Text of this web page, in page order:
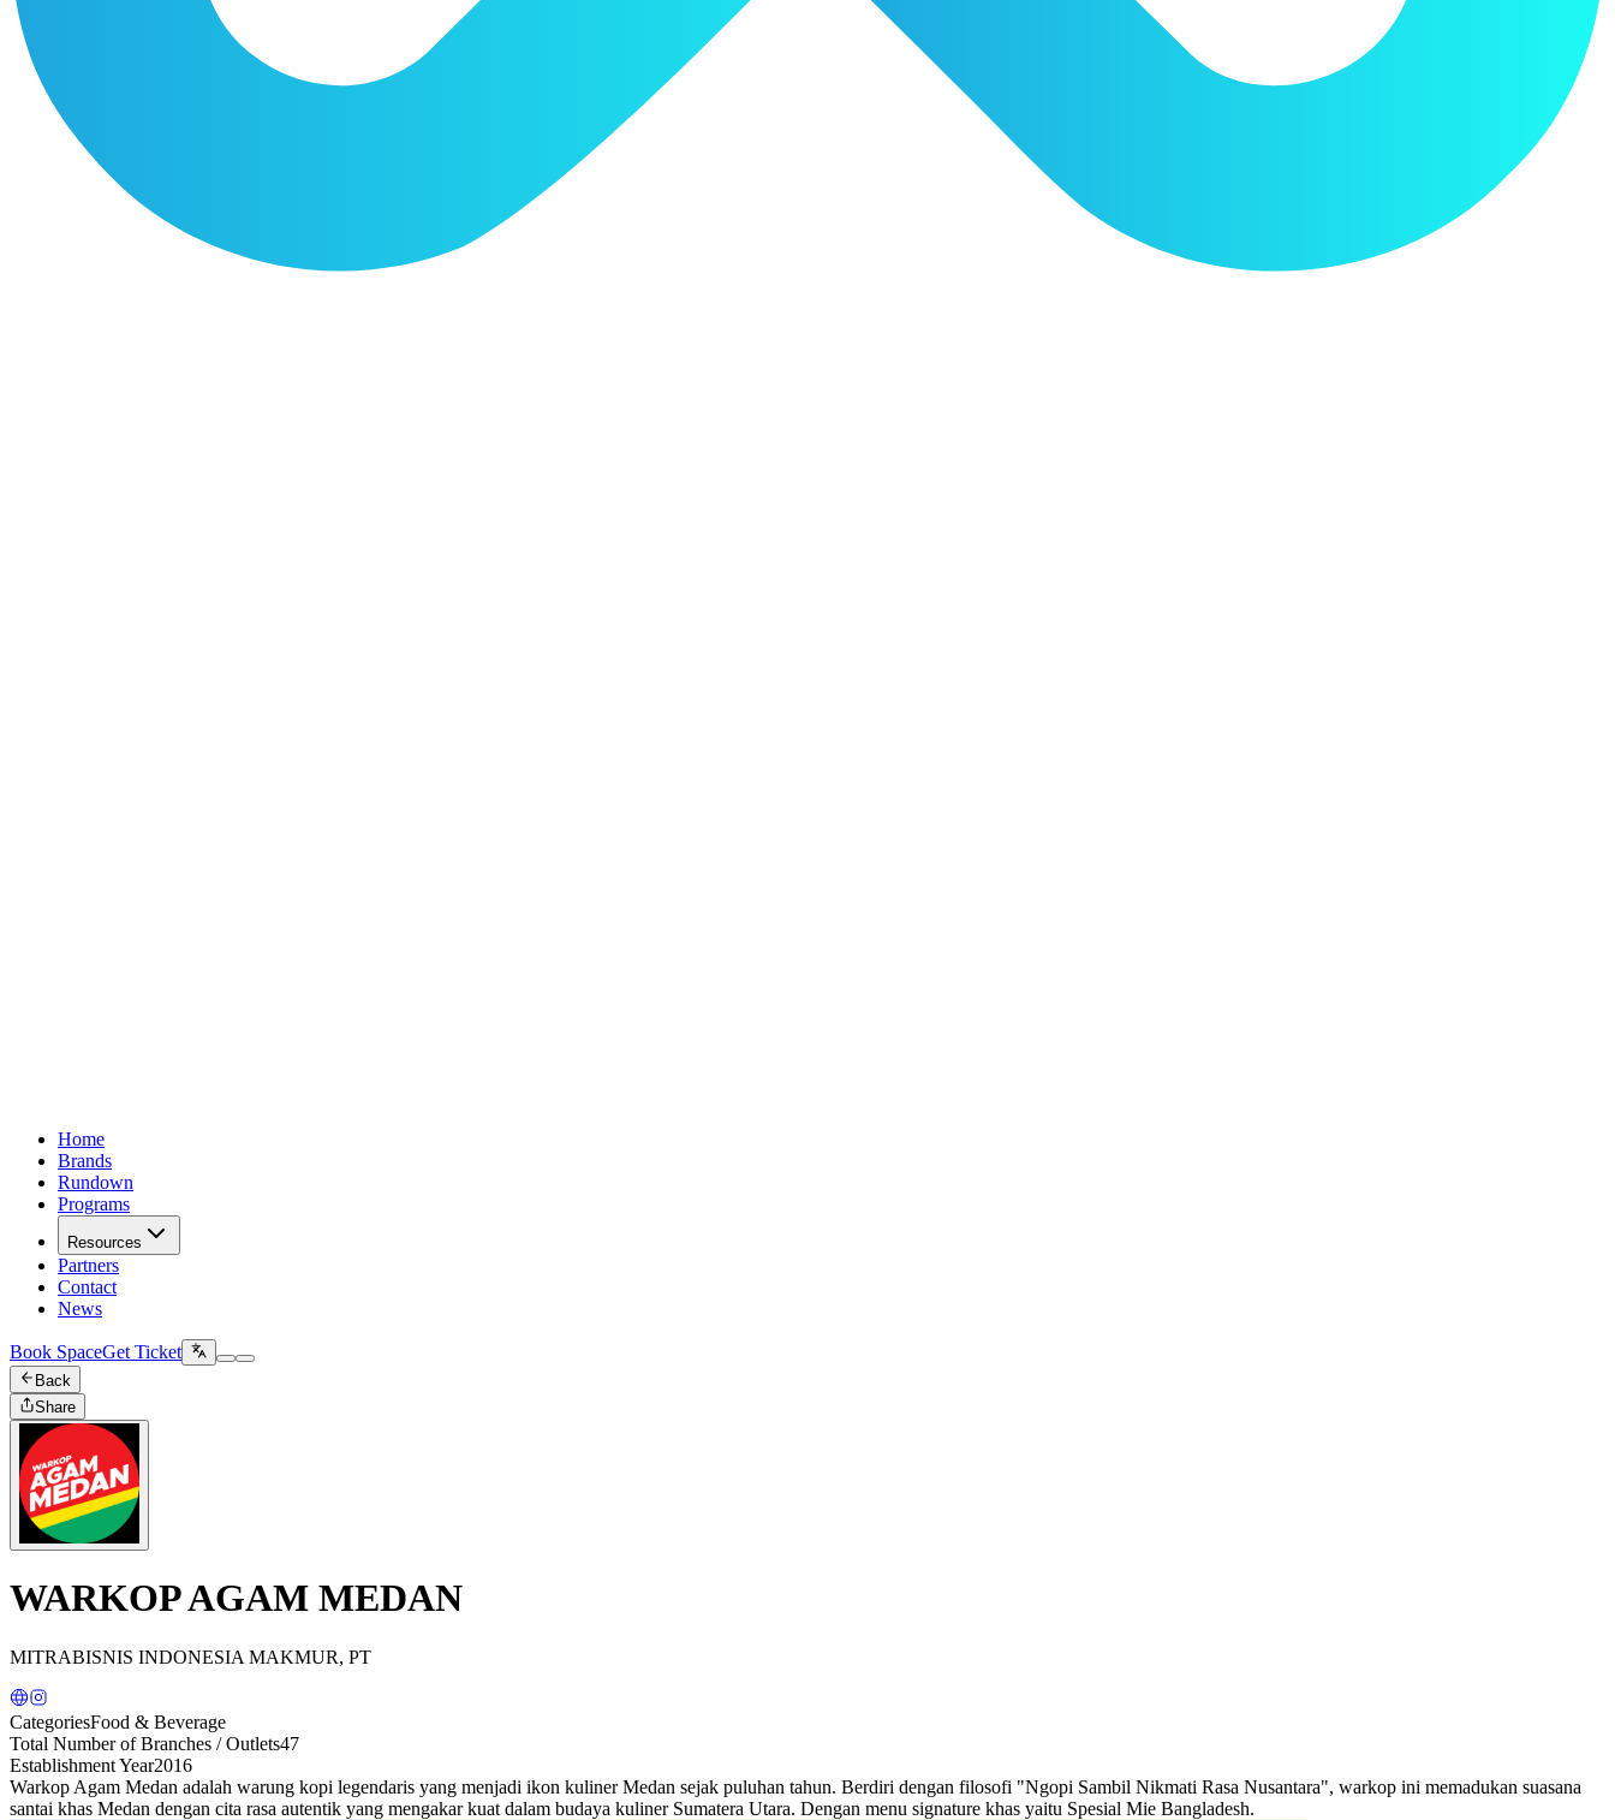
Home
Brands
Rundown
Programs
Resources
Partners
Contact
News
Book SpaceGet Ticket
Back
Share
WARKOP AGAM MEDAN
MITRABISNIS INDONESIA MAKMUR, PT
CategoriesFood & Beverage
Total Number of Branches / Outlets47
Establishment Year2016
Warkop Agam Medan adalah warung kopi legendaris yang menjadi ikon kuliner Medan sejak puluhan tahun. Berdiri dengan filosofi "Ngopi Sambil Nikmati Rasa Nusantara", warkop ini memadukan suasana
santai khas Medan dengan cita rasa autentik yang mengakar kuat dalam budaya kuliner Sumatera Utara. Dengan menu signature khas yaitu Spesial Mie Bangladesh.